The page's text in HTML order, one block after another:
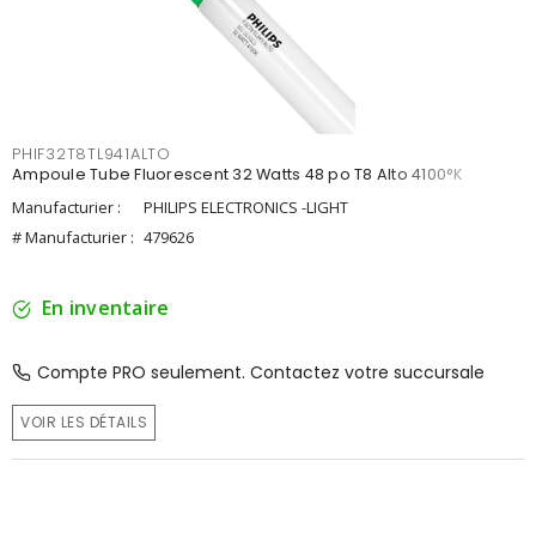
PHIF32T8TL941ALTO
Ampoule Tube Fluorescent 32 Watts 48 po T8 Alto 4100°K
Manufacturier :
PHILIPS ELECTRONICS -LIGHT
# Manufacturier : 479626
En inventaire
Compte PRO seulement. Contactez votre succursale
VOIR LES DÉTAILS